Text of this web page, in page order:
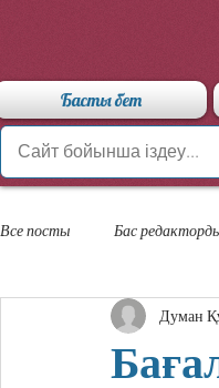
Басты бет
Все посты Бас
«Арыстан» Думан